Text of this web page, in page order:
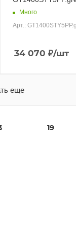
Много
Арт.:
34 070 ₽/шт
еще
19